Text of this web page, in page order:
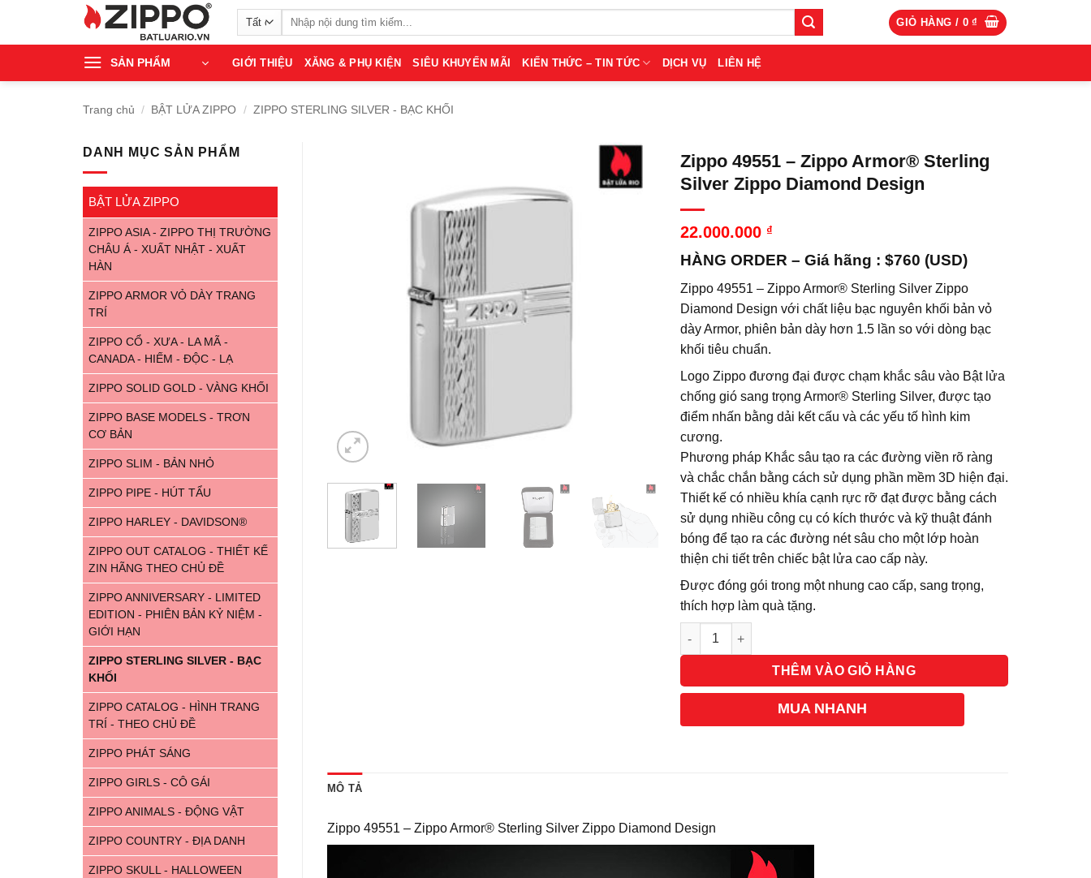
Tìm
kiếm:
GIỎ HÀNG / 0₫
SẢN PHẨM GIỚI THIỆU XĂNG & PHỤ KIỆN SIÊU KHUYẾN MÃI KIẾN THỨC – TIN TỨC DỊCH VỤ LIÊN HỆ
Trang chủ / BẬT LỬA ZIPPO / ZIPPO STERLING SILVER - BẠC KHỐI
DANH MỤC SẢN PHẨM
BẬT LỬA ZIPPO
ZIPPO ASIA - ZIPPO THỊ TRƯỜNG
CHÂU Á - XUẤT NHẬT - XUẤT
HÀN
ZIPPO ARMOR VỎ DÀY TRANG
TRÍ
ZIPPO CỔ - XƯA - LA MÃ -
CANADA - HIẾM - ĐỘC - LẠ
ZIPPO SOLID GOLD - VÀNG KHỐI
ZIPPO BASE MODELS - TRƠN
CƠ BẢN
ZIPPO SLIM - BẢN NHỎ
ZIPPO PIPE - HÚT TẨU
ZIPPO HARLEY - DAVIDSON®
ZIPPO OUT CATALOG - THIẾT KẾ
ZIN HÃNG THEO CHỦ ĐỀ
ZIPPO ANNIVERSARY - LIMITED
EDITION - PHIÊN BẢN KỶ NIỆM -
GIỚI HẠN
ZIPPO STERLING SILVER - BẠC
KHỐI
ZIPPO CATALOG - HÌNH TRANG
TRÍ - THEO CHỦ ĐỀ
ZIPPO PHÁT SÁNG
ZIPPO GIRLS - CÔ GÁI
ZIPPO ANIMALS - ĐỘNG VẬT
ZIPPO COUNTRY - ĐỊA DANH
ZIPPO SKULL - HALLOWEEN
Zippo 49551 – Zippo Armor® Sterling
Silver Zippo Diamond Design
22.000.000 ₫
HÀNG ORDER – Giá hãng : $760 (USD)
Zippo 49551 – Zippo Armor® Sterling Silver Zippo
Diamond Design với chất liệu bạc nguyên khối bản vỏ
dày Armor, phiên bản dày hơn 1.5 lần so với dòng bạc
khối tiêu chuẩn.
Logo Zippo đương đại được chạm khắc sâu vào Bật lửa
chống gió sang trọng Armor® Sterling Silver, được tạo
điểm nhấn bằng dải kết cấu và các yếu tố hình kim
cương.
Phương pháp Khắc sâu tạo ra các đường viền rõ ràng
và chắc chắn bằng cách sử dụng phần mềm 3D hiện đại.
Thiết kế có nhiều khía cạnh rực rỡ đạt được bằng cách
sử dụng nhiều công cụ có kích thước và kỹ thuật đánh
bóng để tạo ra các đường nét sâu cho một lớp hoàn
thiện chi tiết trên chiếc bật lửa cao cấp này.
Được đóng gói trong một nhung cao cấp, sang trọng,
thích hợp làm quà tặng.
Số lượng
THÊM VÀO GIỎ HÀNG
MUA NHANH
MÔ TẢ
Zippo 49551 – Zippo Armor® Sterling Silver Zippo Diamond Design